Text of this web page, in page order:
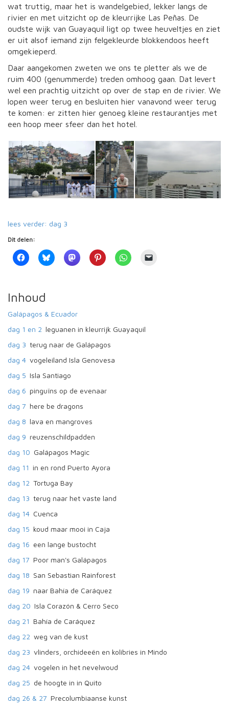
wat truttig, maar het is wandelgebied, lekker langs de
rivier en met uitzicht op de kleurrijke Las Peñas. De
oudste wijk van Guayaquil ligt op twee heuveltjes en ziet
er uit alsof iemand zijn felgekleurde blokkendoos heeft
omgekieperd.
Daar aangekomen zweten we ons te pletter als we de
ruim 400 (genummerde) treden omhoog gaan. Dat levert
wel een prachtig uitzicht op over de stap en de rivier. We
lopen weer terug en besluiten hier vanavond weer terug
te komen: er zitten hier genoeg kleine restaurantjes met
een hoop meer sfeer dan het hotel.
lees verder: dag 3
Dit delen:
Inhoud
Galápagos & Ecuador
dag 1 en 2 leguanen in kleurrijk Guayaquil
dag 3 terug naar de Galápagos
dag 4 vogeleiland Isla Genovesa
dag 5 Isla Santiago
dag 6 pinguïns op de evenaar
dag 7 here be dragons
dag 8 lava en mangroves
dag 9 reuzenschildpadden
dag 10 Galápagos Magic
dag 11 in en rond Puerto Ayora
dag 12 Tortuga Bay
dag 13 terug naar het vaste land
dag 14 Cuenca
dag 15 koud maar mooi in Caja
dag 16 een lange bustocht
dag 17 Poor man's Galápagos
dag 18 San Sebastian Rainforest
dag 19 naar Bahía de Caráquez
dag 20 Isla Corazón & Cerro Seco
dag 21 Bahía de Caráquez
dag 22 weg van de kust
dag 23 vlinders, orchideeën en kolibries in Mindo
dag 24 vogelen in het nevelwoud
dag 25 de hoogte in in Quito
dag 26 & 27 Precolumbiaanse kunst